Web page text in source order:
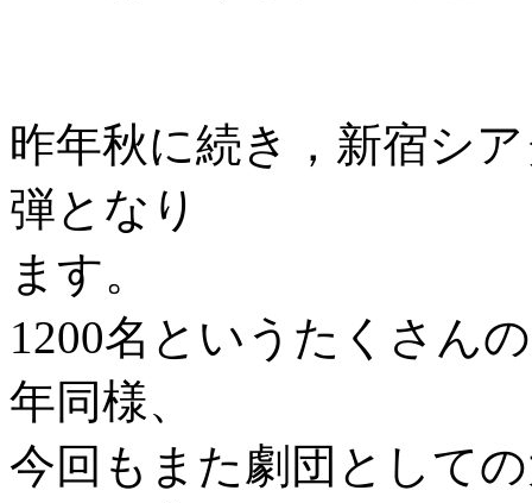
昨年秋に続き，新宿シ
弾となり
ます。
1200名というたくさん
年同様、
今回もまた劇団として